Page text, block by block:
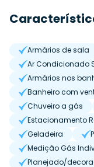
Armários de sala
Ar Condicionado
Armários nos
Banheiro com
Chuveiro a gás
Estacionamento
Geladeira
Medição Gás
Planejado/